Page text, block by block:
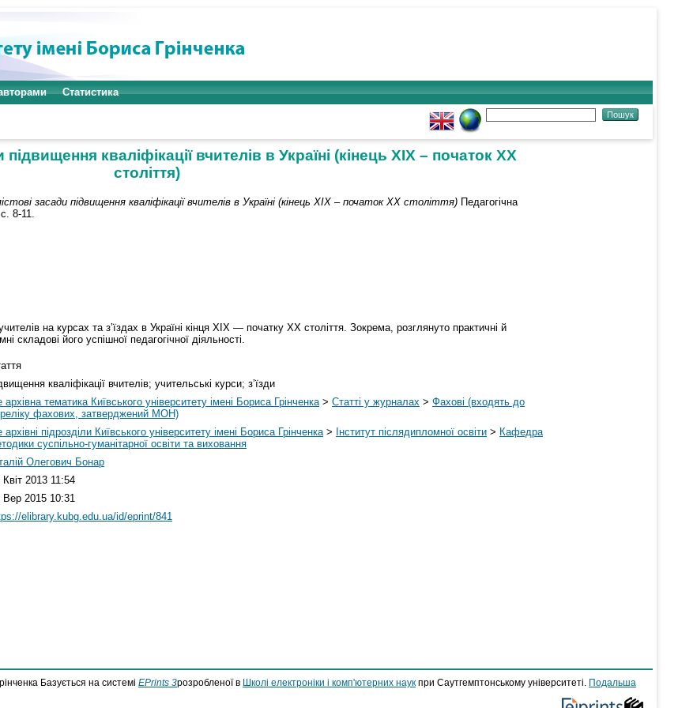
Статистика
підвищення кваліфікації вчителів в Україні (кінець ХІХ – початок ХХ
століття)
засади підвищення кваліфікації вчителів в Україні (кінець ХІХ – початок ХХ століття) Педагогічна
8-11.
на курсах та з’їздах в Україні кінця ХІХ — початку ХХ століття. Зокрема, розглянуто практичні й
складові його успішної педагогічної діяльності.
кваліфікації вчителів; учительські курси; з’їзди
архівна тематика Київського університету імені Бориса Грінченка > Статті у журналах > Фахові (входять до
фахових, затверджений МОН)
архівні підрозділи Київського університету імені Бориса Грінченка > Інститут післядипломної освіти > Кафедра
суспільно-гуманітарної освіти та виховання
Олегович Бонар
Квіт 2013 11:54
Вер 2015 10:31
elibrary.kubg.edu.ua/id/eprint/841
Базується на системі EPrints 3розробленої в Школі електроніки і комп'ютерних наук при Саутгемптонському університеті.
Подальша